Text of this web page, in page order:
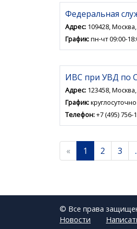
Федеральная
Адрес: 109428,
График:пн-чт 09:00-
ИВС при УВД по
Адрес: 123458,
График:круглосуточно
Телефон:+7 (495) 756-
« 1 2 3
© Все права
Новости